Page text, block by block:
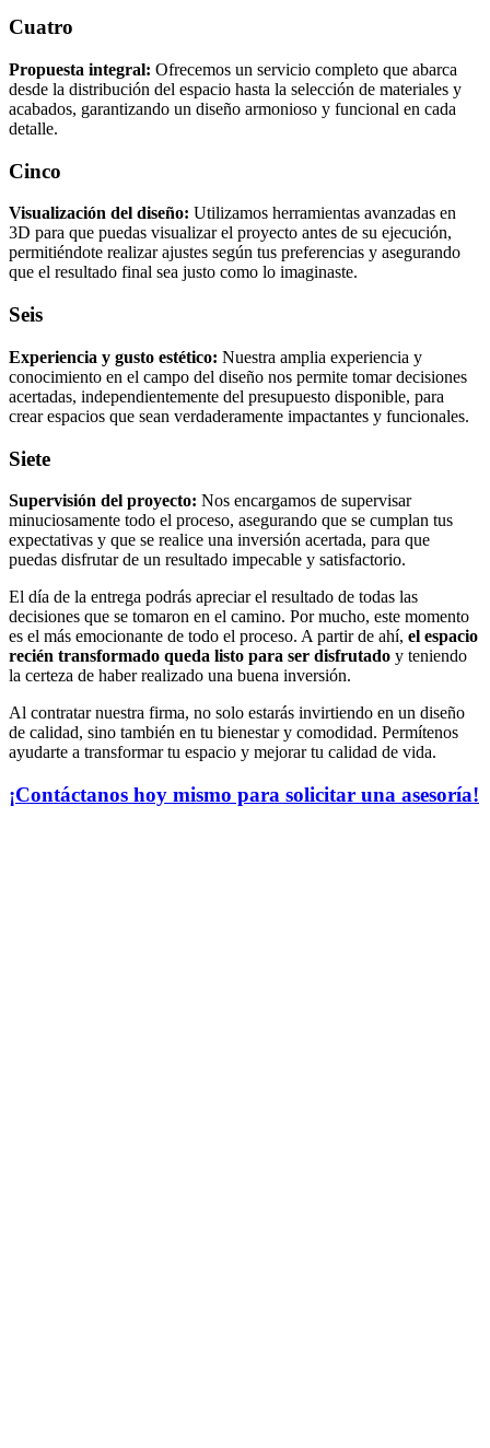
Cuatro
Propuesta integral: Ofrecemos un servicio completo que abarca
desde la distribución del espacio hasta la selección de materiales y
acabados, garantizando un diseño armonioso y funcional en cada
detalle.
Cinco
Visualización del diseño: Utilizamos herramientas avanzadas en
3D para que puedas visualizar el proyecto antes de su ejecución,
permitiéndote realizar ajustes según tus preferencias y asegurando
que el resultado final sea justo como lo imaginaste.
Seis
Experiencia y gusto estético: Nuestra amplia experiencia y
conocimiento en el campo del diseño nos permite tomar decisiones
acertadas, independientemente del presupuesto disponible, para
crear espacios que sean verdaderamente impactantes y funcionales.
Siete
Supervisión del proyecto: Nos encargamos de supervisar
minuciosamente todo el proceso, asegurando que se cumplan tus
expectativas y que se realice una inversión acertada, para que
puedas disfrutar de un resultado impecable y satisfactorio.
El día de la entrega podrás apreciar el resultado de todas las
decisiones que se tomaron en el camino. Por mucho, este momento
es el más emocionante de todo el proceso. A partir de ahí, el espacio
recién transformado queda listo para ser disfrutado y teniendo
la certeza de haber realizado una buena inversión.
Al contratar nuestra firma, no solo estarás invirtiendo en un diseño
de calidad, sino también en tu bienestar y comodidad. Permítenos
ayudarte a transformar tu espacio y mejorar tu calidad de vida.
¡Contáctanos hoy mismo para solicitar una asesoría!